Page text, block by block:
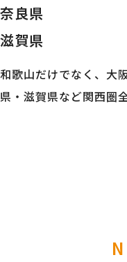
奈良県
滋賀県
和歌山だけでなく、大
県・滋賀県など関西圏